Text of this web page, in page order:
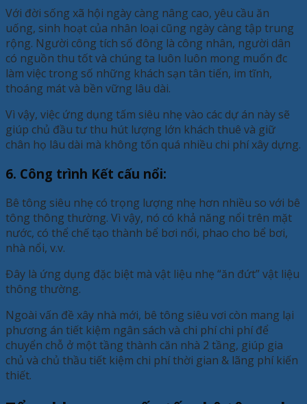
Với đời sống xã hội ngày càng nâng cao, yêu cầu ăn
uống, sinh hoạt của nhân loại cũng ngày càng tập trung
rộng. Người công tích số đông là công nhân, người dân
có nguồn thu tốt và chúng ta luôn luôn mong muốn đc
làm việc trong số những khách sạn tân tiến, im tĩnh,
thoáng mát và bền vững lâu dài.
Vì vậy, việc ứng dụng tấm siêu nhẹ vào các dự án này sẽ
giúp chủ đầu tư thu hút lượng lớn khách thuê và giữ
chân họ lâu dài mà không tốn quá nhiều chi phí xây dựng.
6. Công trình Kết cấu nổi:
Bê tông siêu nhẹ có trọng lượng nhẹ hơn nhiều so với bê
tông thông thường. Vì vậy, nó có khả năng nổi trên mặt
nước, có thể chế tạo thành bể bơi nổi, phao cho bể bơi,
nhà nổi, v.v.
Đây là ứng dụng đặc biệt mà vật liệu nhẹ “ăn đứt” vật liệu
thông thường.
Ngoài vấn đề xây nhà mới, bê tông siêu vơi còn mang lại
phương án tiết kiệm ngân sách và chi phí chi phí để
chuyển chỗ ở một tầng thành căn nhà 2 tầng, giúp gia
chủ và chủ thầu tiết kiệm chi phí thời gian & lãng phí kiến
thiết.